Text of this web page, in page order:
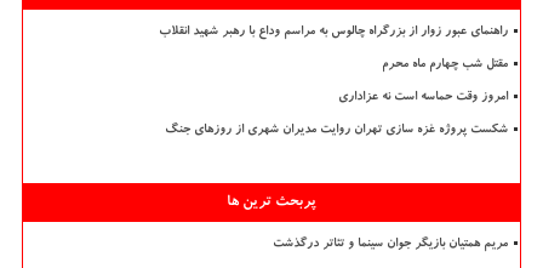
راهنمای عبور زوار از بزرگراه چالوس به مراسم وداع با رهبر شهید انقلاب
مقتل شب چهارم ماه محرم
امروز وقت حماسه است نه عزاداری
شکست پروژه غزه سازی تهران روایت مدیران شهری از روزهای جنگ
پربحث ترین ها
مریم همتیان بازیگر جوان سینما و تئاتر درگذشت